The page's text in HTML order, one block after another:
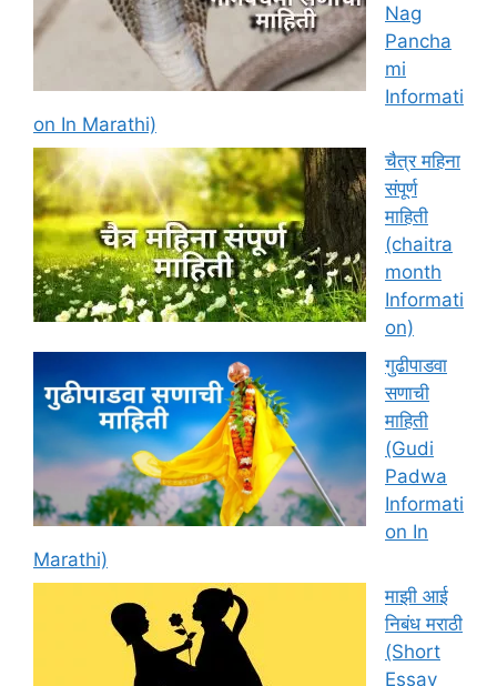
Nag
Pancha
mi
Informati
on In Marathi)
चैत्र महिना
संपूर्ण
माहिती
(chaitra
month
Informati
on)
गुढीपाडवा
सणाची
माहिती
(Gudi
Padwa
Informati
on In
Marathi)
माझी आई
निबंध मराठी
(Short
Essay